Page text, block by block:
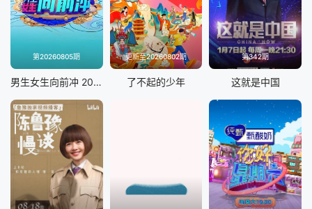
第20260805期
男生女生向前冲 2025
更新至20260802期
了不起的少年
第342期
这就是中国